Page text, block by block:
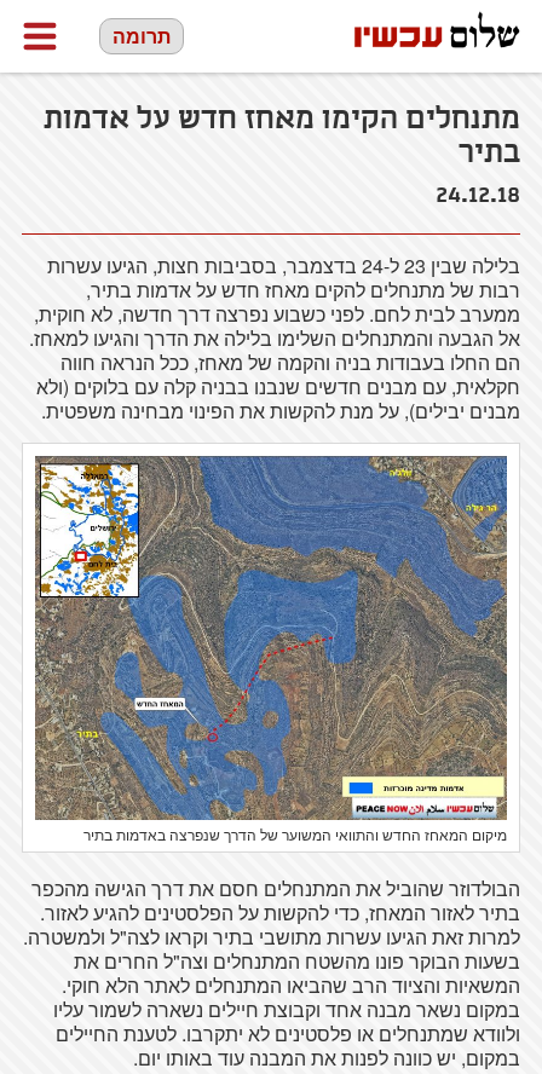
תרומה
מתנחלים הקימו מאחז חדש על אדמות
בתיר
24.12.18
בלילה שבין 23 ל-24 בדצמבר, בסביבות חצות, הגיעו עשרות
רבות של מתנחלים להקים מאחז חדש על אדמות בתיר,
ממערב לבית לחם. לפני כשבוע נפרצה דרך חדשה, לא חוקית,
אל הגבעה והמתנחלים השלימו בלילה את הדרך והגיעו למאחז.
הם החלו בעבודות בניה והקמה של מאחז, ככל הנראה חווה
חקלאית, עם מבנים חדשים שנבנו בבניה קלה עם בלוקים (ולא
מבנים יבילים), על מנת להקשות את הפינוי מבחינה משפטית.
מיקום המאחז החדש והתוואי המשוער של הדרך שנפרצה באדמות בתיר
הבולדוזר שהוביל את המתנחלים חסם את דרך הגישה מהכפר
בתיר לאזור המאחז, כדי להקשות על הפלסטינים להגיע לאזור.
למרות זאת הגיעו עשרות מתושבי בתיר וקראו לצה"ל ולמשטרה.
בשעות הבוקר פונו מהשטח המתנחלים וצה"ל החרים את
המשאיות והציוד הרב שהביאו המתנחלים לאתר הלא חוקי.
במקום נשאר מבנה אחד וקבוצת חיילים נשארה לשמור עליו
ולוודא שמתנחלים או פלסטינים לא יתקרבו. לטענת החיילים
במקום, יש כוונה לפנות את המבנה עוד באותו יום.